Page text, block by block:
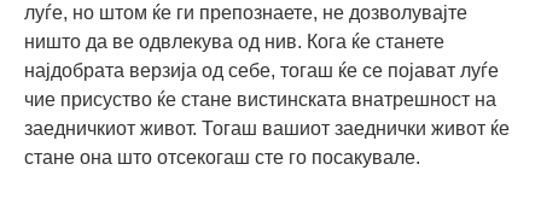
луѓе, но штом ќе ги препознаете, не дозволувајте
ништо да ве одвлекува од нив. Кога ќе станете
најдобрата верзија од себе, тогаш ќе се појават луѓе
чие присуство ќе стане вистинската внатрешност на
заедничкиот живот. Тогаш вашиот заеднички живот ќе
стане она што отсекогаш сте го посакувале.